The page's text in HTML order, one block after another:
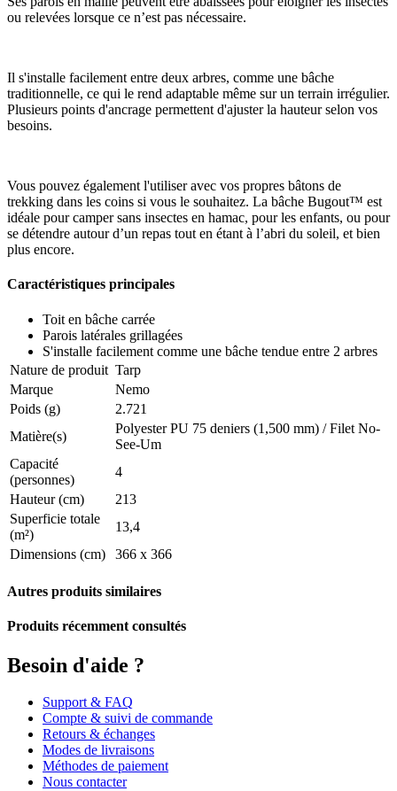
ou relevées lorsque ce n’est pas nécessaire.
Il s'installe facilement entre deux arbres, comme une bâche
traditionnelle, ce qui le rend adaptable même sur un terrain irrégulier.
Plusieurs points d'ancrage permettent d'ajuster la hauteur selon vos
besoins.
Vous pouvez également l'utiliser avec vos propres bâtons de
trekking dans les coins si vous le souhaitez. La bâche Bugout™ est
idéale pour camper sans insectes en hamac, pour les enfants, ou pour
se détendre autour d’un repas tout en étant à l’abri du soleil, et bien
plus encore.
Caractéristiques principales
Toit en bâche carrée
Parois latérales grillagées
S'installe facilement comme une bâche tendue entre 2 arbres
Nature de produit Tarp
Marque
Nemo
Poids (g)
2.721
Matière(s)
Polyester PU 75 deniers (1,500 mm) / Filet No-
See-Um
Capacité
(personnes)
4
Hauteur (cm)
213
Superficie totale
(m²)
13,4
Dimensions (cm)
366 x 366
Autres produits similaires
Produits récemment consultés
Besoin d'aide ?
Support & FAQ
Compte & suivi de commande
Retours & échanges
Modes de livraisons
Méthodes de paiement
Nous contacter